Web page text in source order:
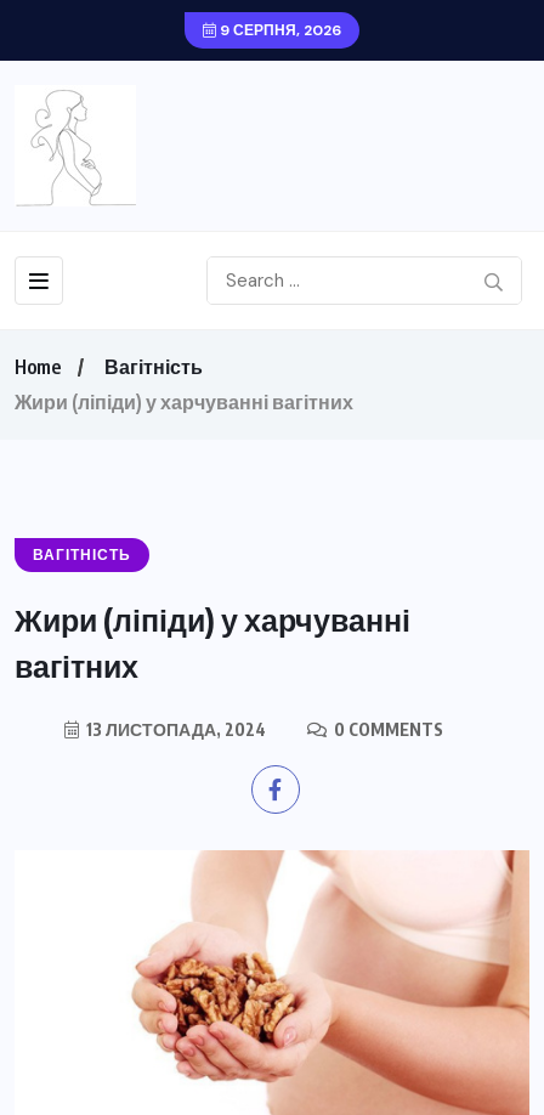
9 СЕРПНЯ, 2026
Home
Вагітність
Жири (ліпіди) у харчуванні вагітних
ВАГІТНІСТЬ
Жири (ліпіди) у харчуванні
вагітних
13 ЛИСТОПАДА, 2024 0 COMMENTS